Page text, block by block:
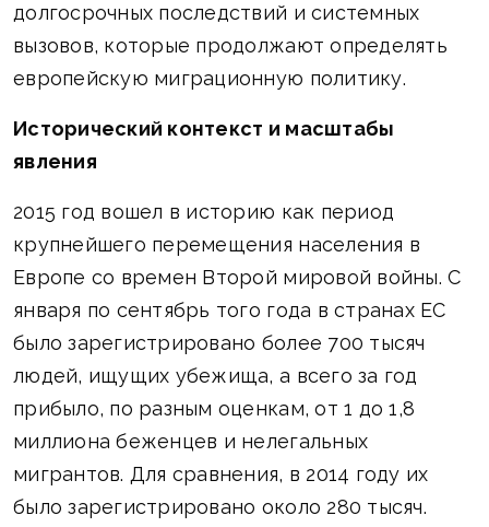
долгосрочных последствий и системных
вызовов, которые продолжают определять
европейскую миграционную политику.
Исторический контекст и масштабы
явления
2015 год вошел в историю как период
крупнейшего перемещения населения в
Европе со времен Второй мировой войны. С
января по сентябрь того года в странах ЕС
было зарегистрировано более 700 тысяч
людей, ищущих убежища, а всего за год
прибыло, по разным оценкам, от 1 до 1,8
миллиона беженцев и нелегальных
мигрантов. Для сравнения, в 2014 году их
было зарегистрировано около 280 тысяч.